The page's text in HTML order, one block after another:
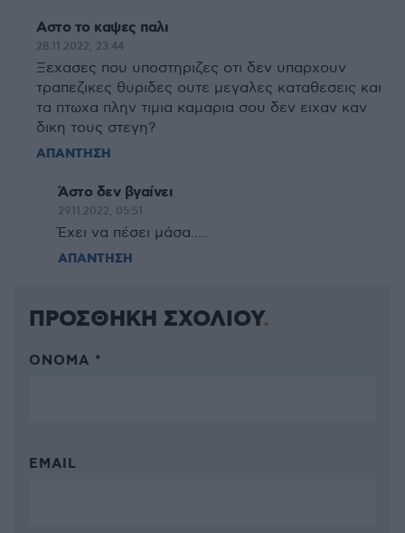
Αστο το καψες παλι
28.11.2022, 23:44
Ξεχασες που υποστηριζες οτι δεν υπαρχουν
τραπεζικες θυριδες ουτε μεγαλες καταθεσεις και
τα πτωχα πλην τιμια καμαρια σου δεν ειχαν καν
δικη τους στεγη?
ΑΠΑΝΤΗΣΗ
Άστο δεν βγαίνει
29.11.2022, 05:51
Έχει να πέσει μάσα.....
ΑΠΑΝΤΗΣΗ
ΠΡΟΣΘΗΚΗ ΣΧΟΛΙΟΥ
ΌΝΟΜΑ *
EMAIL